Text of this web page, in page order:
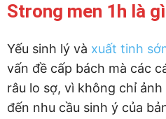
Strong men 1h là
Yếu sinh lý và xuất tinh
vấn đề cấp bách mà các
râu lo sợ, vì không chỉ
đến nhu cầu sinh ý của